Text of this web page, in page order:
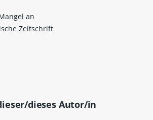
an
Zeitschrift
dieses Autor/in